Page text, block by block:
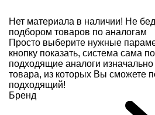
Нет материала в наличии! Не
подбором товаров по аналогам
Просто выберите нужные
кнопку показать, система сама
подходящие аналоги
товара, из которых Вы сможете
подходящий!
Бренд